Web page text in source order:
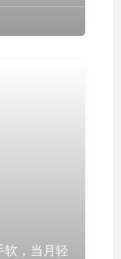
软，当月轻